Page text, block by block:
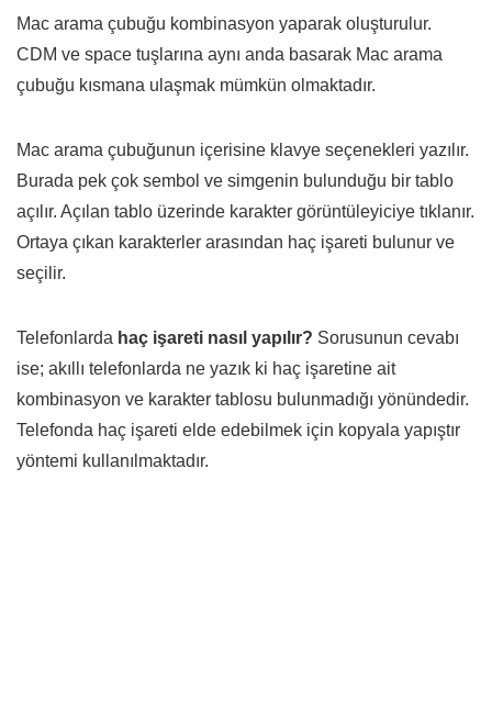
Mac arama çubuğu kombinasyon yaparak oluşturulur.
CDM ve space tuşlarına aynı anda basarak Mac arama
çubuğu kısmana ulaşmak mümkün olmaktadır.
Mac arama çubuğunun içerisine klavye seçenekleri yazılır.
Burada pek çok sembol ve simgenin bulunduğu bir tablo
açılır. Açılan tablo üzerinde karakter görüntüleyiciye tıklanır.
Ortaya çıkan karakterler arasından haç işareti bulunur ve
seçilir.
Telefonlarda haç işareti nasıl yapılır? Sorusunun cevabı
ise; akıllı telefonlarda ne yazık ki haç işaretine ait
kombinasyon ve karakter tablosu bulunmadığı yönündedir.
Telefonda haç işareti elde edebilmek için kopyala yapıştır
yöntemi kullanılmaktadır.